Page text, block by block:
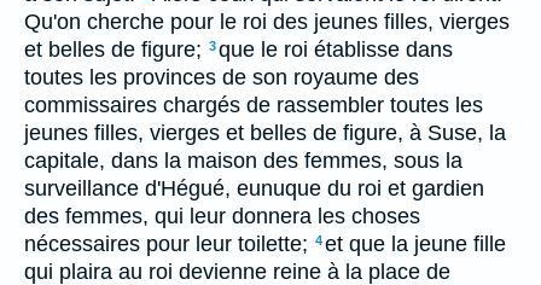
Qu'on cherche pour le roi des jeunes filles, vierges
et belles de figure; 3que le roi établisse dans
toutes les provinces de son royaume des
commissaires chargés de rassembler toutes les
jeunes filles, vierges et belles de figure, à Suse, la
capitale, dans la maison des femmes, sous la
surveillance d'Hégué, eunuque du roi et gardien
des femmes, qui leur donnera les choses
nécessaires pour leur toilette; 4et que la jeune fille
qui plaira au roi devienne reine à la place de